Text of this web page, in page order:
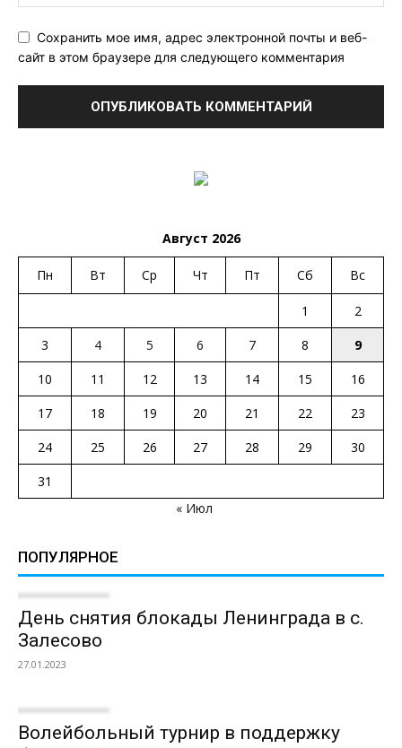
Сохранить мое имя, адрес электронной почты и веб-
сайт в этом браузере для следующего комментария
Август 2026
Пн Вт Ср Чт Пт Сб Вс
1
2
3
4 5 6 7 8
9
10
11 12 13 14 15
16
17
18 19 20 21 22
23
24
25 26 27 28 29
30
31
« Июл
ПОПУЛЯРНОЕ
День снятия блокады Ленинграда в с.
Залесово
27.01.2023
Волейбольный турнир в поддержку